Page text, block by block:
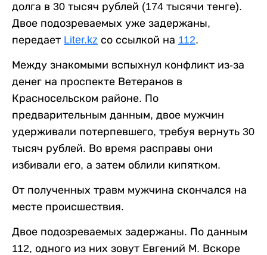
долга в 30 тысяч рублей (174 тысячи тенге).
Двое подозреваемых уже задержаны,
передает Liter.kz со ссылкой на 112.
Между знакомыми вспыхнул конфликт из-за
денег на проспекте Ветеранов в
Красносельском районе. По
предварительным данным, двое мужчин
удерживали потерпевшего, требуя вернуть 30
тысяч рублей. Во время расправы они
избивали его, а затем облили кипятком.
От полученных травм мужчина скончался на
месте происшествия.
Двое подозреваемых задержаны. По данным
112, одного из них зовут Евгений М. Вскоре